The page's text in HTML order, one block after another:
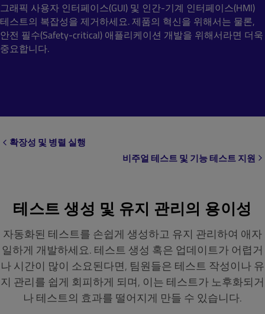
그래픽 사용자 인터페이스(GUI) 및 인간-기계 인터페이스(HMI)
테스트의 복잡성을 제거하세요. 제품의 혁신을 위해서는 물론,
안전 필수(Safety-critical) 애플리케이션 개발을 위해서라면 더욱
중요합니다.
확장성 및 병렬 실행
비주얼 테스트 및 기능 테스트 지원
테스트 생성 및 유지 관리의 용이성
자동화된 테스트를 손쉽게 생성하고 유지 관리하여 애자
일하게 개발하세요. 테스트 생성 혹은 업데이트가 어렵거
나 시간이 많이 소요된다면, 팀원들은 테스트 작성이나 유
지 관리를 쉽게 회피하게 되며, 이는 테스트가 노후화되거
나 테스트의 효과를 떨어지게 만들 수 있습니다.